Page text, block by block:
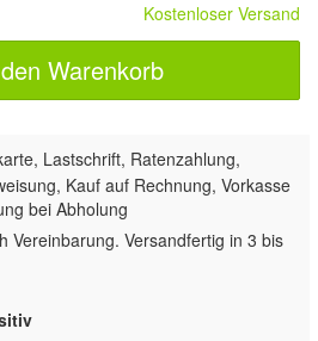
Kostenloser Versand
Warenkorb
Lastschrift, Ratenzahlung,
Kauf auf Rechnung, Vorkasse
bei Abholung
Vereinbarung. Versandfertig in 3 bis